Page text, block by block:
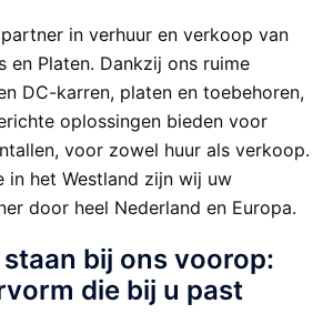
in verhuur en verkoop van
en Platen. Dankzij ons ruime
DC-karren, platen en toebehoren,
oplossingen bieden voor
voor zowel huur als verkoop.
in het Westland zijn wij uw
door heel Nederland en Europa.
bij ons voorop:
die bij u past